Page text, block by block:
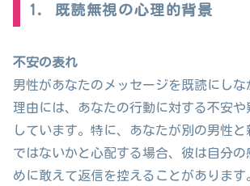
1. 既読無視の心理的背景
不安の表れ
男性があなたのメッセージを既読にし
理由には、あなたの行動に対する不安
しています。特に、あなたが別の男性
ではないかと心配する場合、彼は自分の
めに敢えて返信を控えることがあります